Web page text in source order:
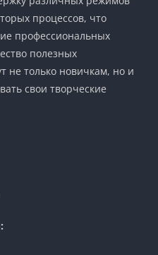
процессов, что
профессиональных
полезных
не только новичкам, но и
свои творческие